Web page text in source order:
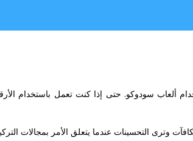
سودوكو. حتى إذا كنت تعمل باستخدام
التحسينات عندما يتعلق الأمر بمجالات التركيز